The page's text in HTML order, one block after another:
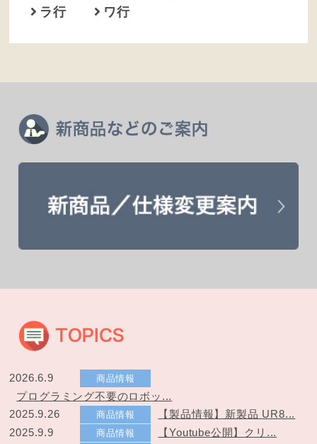
ラ行
ワ行
2026.6.9 商品情報
プログラミング不要のロボッ...
2025.9.26
商品情報
【製品情報】新製品 UR8...
2025.9.9
商品情報
【Youtube公開】クリ...